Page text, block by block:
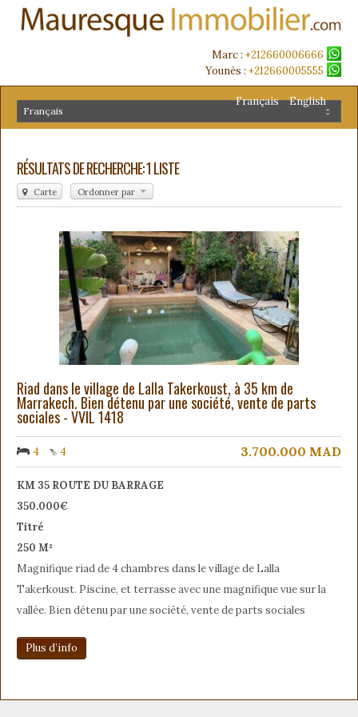
Marc : +212660006666
Younès : +212660005555
Français English
RÉSULTATS DE RECHERCHE: 1 LISTE
Carte Ordonner par
Riad dans le village de Lalla Takerkoust, à 35 km de
Marrakech. Bien détenu par une société, vente de parts
sociales - VVIL 1418
4 4 3.700.000 MAD
KM 35 ROUTE DU BARRAGE
350.000€
Titré
250 M²
Magnifique riad de 4 chambres dans le village de Lalla
Takerkoust. Piscine, et terrasse avec une magnifique vue sur la
vallée. Bien détenu par une société, vente de parts sociales
Plus d’info